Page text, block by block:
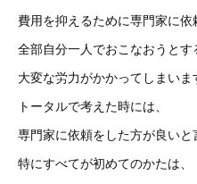
費用を抑えるために専門家に依
全部自分一人でおこなおうとす
大変な労力がかかってしまいま
トータルで考えた時には、
専門家に依頼をした方が良いと
特にすべてが初めてのかたは、